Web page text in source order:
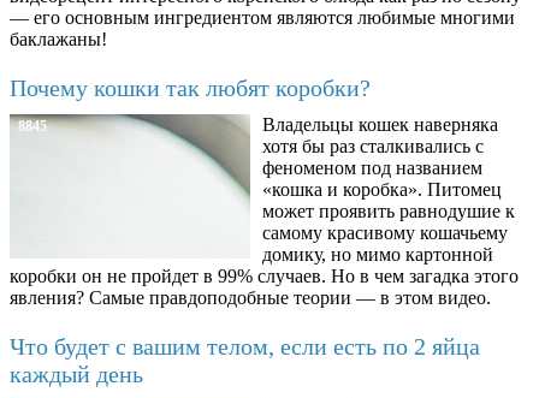
— его основным ингредиентом являются любимые многими
баклажаны!
Почему кошки так любят коробки?
8845
Владельцы кошек наверняка
хотя бы раз сталкивались с
феноменом под названием
«кошка и коробка». Питомец
может проявить равнодушие к
самому красивому кошачьему
домику, но мимо картонной
коробки он не пройдет в 99% случаев. Но в чем загадка этого
явления? Самые правдоподобные теории — в этом видео.
Что будет с вашим телом, если есть по 2 яйца
каждый день